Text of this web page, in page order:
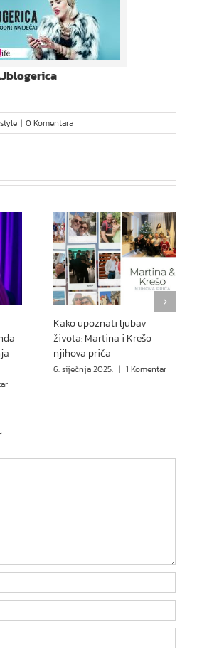
| 0 Komentara
Kako upoznati ljubav
života: Martina i Krešo
njihova priča
6. siječnja 2025. | 1 Komentar